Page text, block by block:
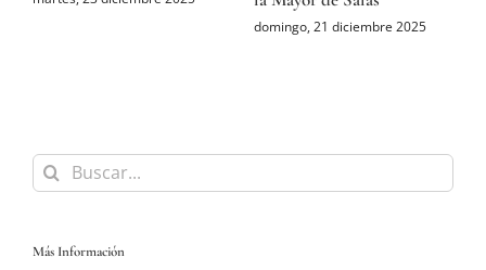
domingo, 21 diciembre 2025
Buscar:
Más Información